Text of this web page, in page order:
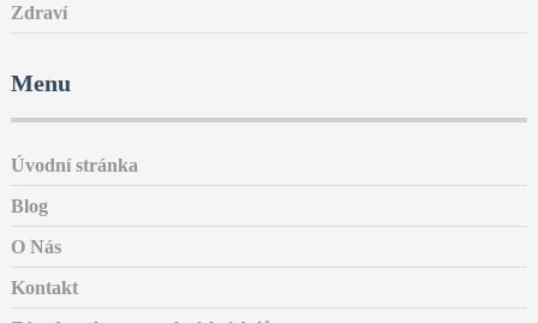
Zdraví
Menu
Úvodní stránka
Blog
O Nás
Kontakt